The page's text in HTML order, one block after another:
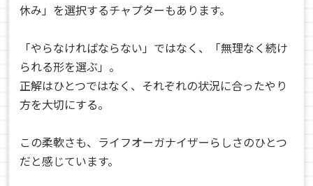
休み」を選択するチャプターもあります。
「やらなければならない」ではなく、「無理なく続け
られる形を選ぶ」。
正解はひとつではなく、それぞれの状況に合ったやり
方を大切にする。
この柔軟さも、ライフオーガナイザーらしさのひとつ
だと感じています。